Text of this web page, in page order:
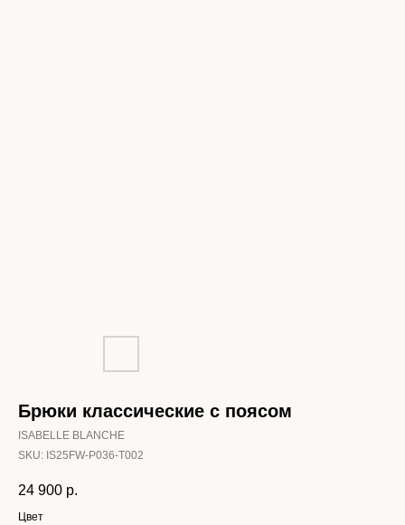
Брюки классические с поясом
ISABELLE BLANCHE
SKU: IS25FW-P036-T002
24 900 р.
Цвет